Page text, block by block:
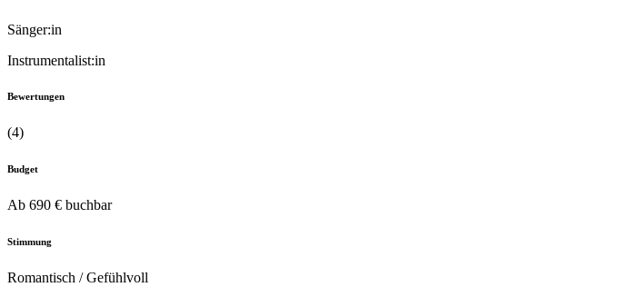
Sänger:in
Instrumentalist:in
Bewertungen
(4)
Budget
Ab 690 € buchbar
Stimmung
Romantisch / Gefühlvoll